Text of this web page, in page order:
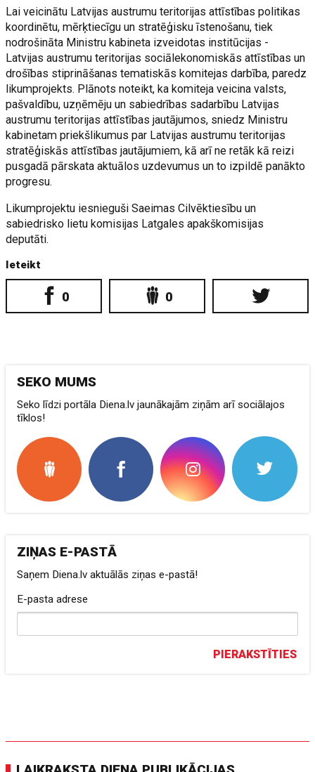
Lai veicinātu Latvijas austrumu teritorijas attīstības politikas
koordinētu, mērķtiecīgu un stratēģisku īstenošanu, tiek
nodrošināta Ministru kabineta izveidotas institūcijas -
Latvijas austrumu teritorijas sociālekonomiskās attīstības un
drošības stiprināšanas tematiskās komitejas darbība, paredz
likumprojekts. Plānots noteikt, ka komiteja veicina valsts,
pašvaldību, uzņēmēju un sabiedrības sadarbību Latvijas
austrumu teritorijas attīstības jautājumos, sniedz Ministru
kabinetam priekšlikumus par Latvijas austrumu teritorijas
stratēģiskās attīstības jautājumiem, kā arī ne retāk kā reizi
pusgadā pārskata aktuālos uzdevumus un to izpildē panākto
progresu.
Likumprojektu iesnieguši Saeimas Cilvēktiesību un
sabiedrisko lietu komisijas Latgales apakškomisijas
deputāti.
Ieteikt
0 0
SEKO MUMS
Seko līdzi portāla Diena.lv jaunākajām ziņām arī sociālajos
tīklos!
ZIŅAS E-PASTĀ
Saņem Diena.lv aktuālās ziņas e-pastā!
E-pasta adrese
PIERAKSTĪTIES